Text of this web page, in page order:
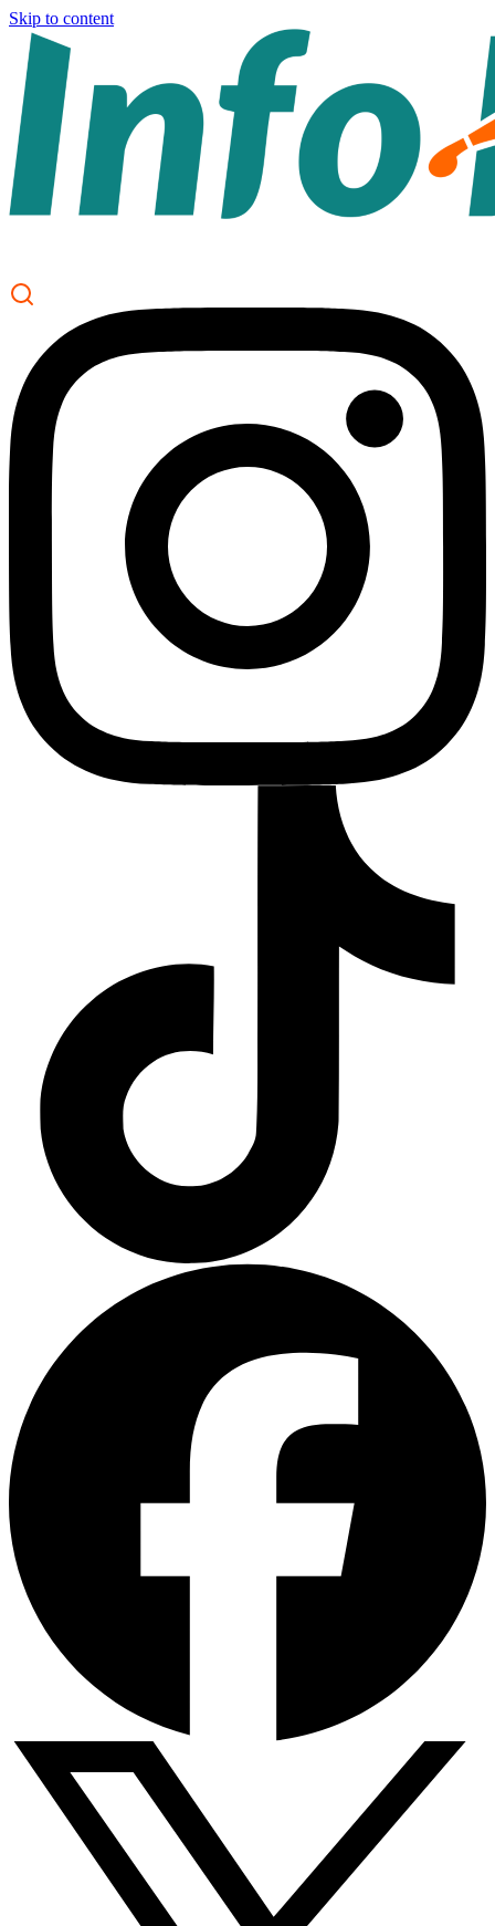
Skip to content